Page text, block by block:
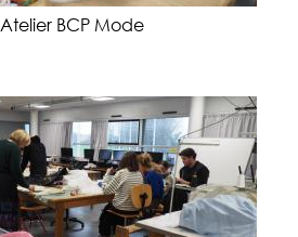
Atelier BCP Mode